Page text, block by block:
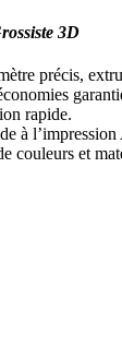
3D
précis,
rapide.
à
couleurs et